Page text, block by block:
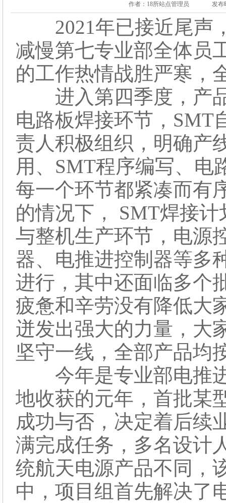
作者：18所站点管理员 发布
2021年已接近尾声
减慢第七专业部全体员
的工作热情战胜严寒，
进入第四季度，产品
电路板焊接环节，SMT
责人积极组织，明确产
用、SMT程序编写、电
每一个环节都紧凑而有
的情况下， SMT焊接
与整机生产环节，电源
器、电推进控制器等多
进行，其中还面临多个
疲惫和辛劳没有降低大
迸发出强大的力量，大
坚守一线，全部产品均
今年是专业部电推进
地收获的元年，首批某
成功与否，决定着后续
满完成任务，多名设计
统航天电源产品不同，
中，项目组首先解决了